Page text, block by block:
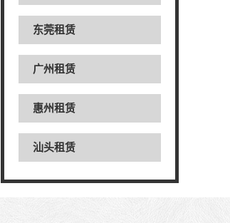
东莞租赁
广州租赁
惠州租赁
汕头租赁